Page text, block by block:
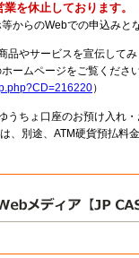
を休止しております。
からのWebでの申込みと
品やサービスを宣伝して
ームページをご覧くださ
）
うちょ口座のお預け入れ
、別途、ATM硬貨預払料